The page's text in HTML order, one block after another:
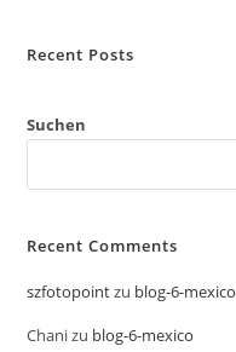
Recent Posts
Suchen
Recent Comments
szfotopointzu blog-6-mexico
Chanizu blog-6-mexico